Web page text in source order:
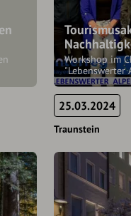
Workshop im
"Lebenswerter
25.03.2024
Traunstein